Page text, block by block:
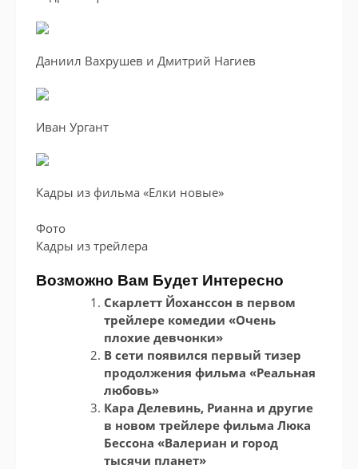
Даниил Вахрушев и Дмитрий Нагиев
Иван Ургант
Кадры из фильма «Елки новые»
Фото
Кадры из трейлера
Возможно Вам Будет Интересно
Скарлетт Йоханссон в первом
трейлере комедии «Очень
плохие девчонки»
В сети появился первый тизер
продолжения фильма «Реальная
любовь»
Кара Делевинь, Рианна и другие
в новом трейлере фильма Люка
Бессона «Валериан и город
тысячи планет»